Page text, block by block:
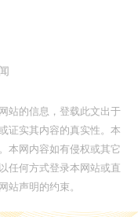
站的信息，登载此文出于
证实其内容的真实性。本
本网内容如有侵权或其它
任何方式登录本网站或直
声明的约束。